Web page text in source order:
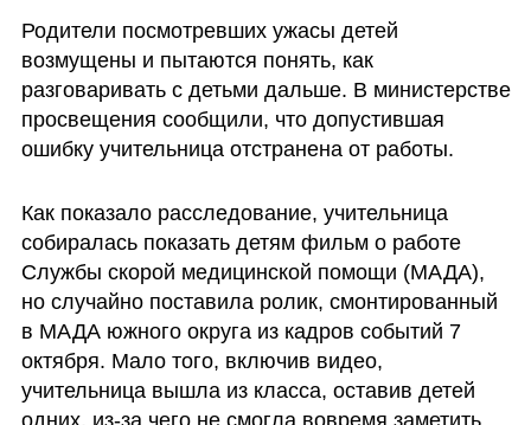
Родители посмотревших ужасы детей
возмущены и пытаются понять, как
разговаривать с детьми дальше. В министерстве
просвещения сообщили, что допустившая
ошибку учительница отстранена от работы.
Как показало расследование, учительница
собиралась показать детям фильм о работе
Службы скорой медицинской помощи (МАДА),
но случайно поставила ролик, смонтированный
в МАДА южного округа из кадров событий 7
октября. Мало того, включив видео,
учительница вышла из класса, оставив детей
одних, из-за чего не смогла вовремя заметить